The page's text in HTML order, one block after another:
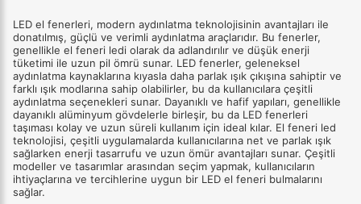
LED el fenerleri, modern aydınlatma teknolojisinin avantajları ile
donatılmış, güçlü ve verimli aydınlatma araçlarıdır. Bu fenerler,
genellikle el feneri ledi olarak da adlandırılır ve düşük enerji
tüketimi ile uzun pil ömrü sunar. LED fenerler, geleneksel
aydınlatma kaynaklarına kıyasla daha parlak ışık çıkışına sahiptir ve
farklı ışık modlarına sahip olabilirler, bu da kullanıcılara çeşitli
aydınlatma seçenekleri sunar. Dayanıklı ve hafif yapıları, genellikle
dayanıklı alüminyum gövdelerle birleşir, bu da LED fenerleri
taşıması kolay ve uzun süreli kullanım için ideal kılar. El feneri led
teknolojisi, çeşitli uygulamalarda kullanıcılarına net ve parlak ışık
sağlarken enerji tasarrufu ve uzun ömür avantajları sunar. Çeşitli
modeller ve tasarımlar arasından seçim yapmak, kullanıcıların
ihtiyaçlarına ve tercihlerine uygun bir LED el feneri bulmalarını
sağlar.